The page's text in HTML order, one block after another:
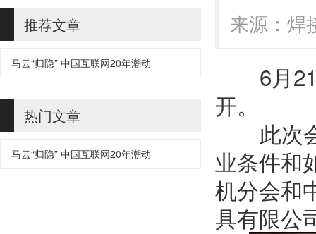
推荐文章
马云“归隐” 中国互联网20年潮动
热门文章
马云“归隐” 中国互联网20年潮动
来源：焊
6月
开。
此次会
业条件和
机分会和
具有限公